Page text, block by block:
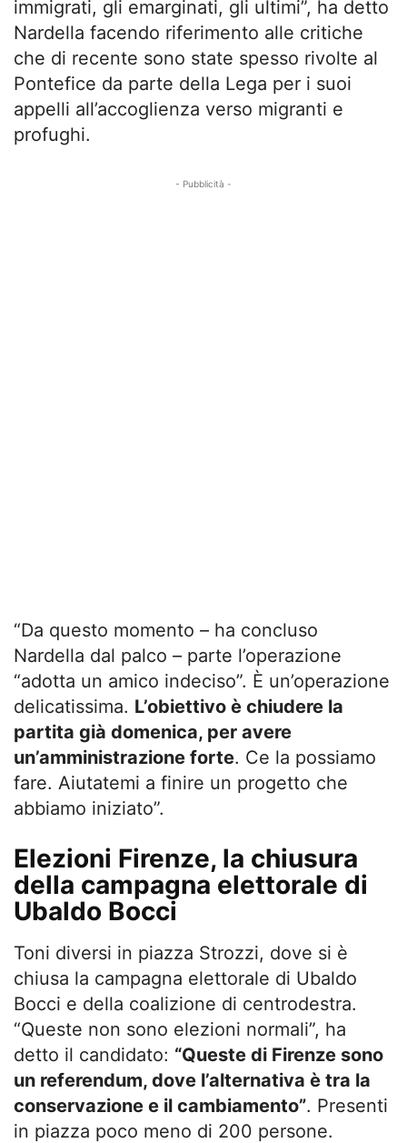
immigrati, gli emarginati, gli ultimi”, ha detto
Nardella facendo riferimento alle critiche
che di recente sono state spesso rivolte al
Pontefice da parte della Lega per i suoi
appelli all’accoglienza verso migranti e
profughi.
- Pubblicità -
“Da questo momento – ha concluso
Nardella dal palco – parte l’operazione
“adotta un amico indeciso”. È un’operazione
delicatissima. L’obiettivo è chiudere la
partita già domenica, per avere
un’amministrazione forte. Ce la possiamo
fare. Aiutatemi a finire un progetto che
abbiamo iniziato”.
Elezioni Firenze, la chiusura
della campagna elettorale di
Ubaldo Bocci
Toni diversi in piazza Strozzi, dove si è
chiusa la campagna elettorale di Ubaldo
Bocci e della coalizione di centrodestra.
“Queste non sono elezioni normali”, ha
detto il candidato: “Queste di Firenze sono
un referendum, dove l’alternativa è tra la
conservazione e il cambiamento”. Presenti
in piazza poco meno di 200 persone.